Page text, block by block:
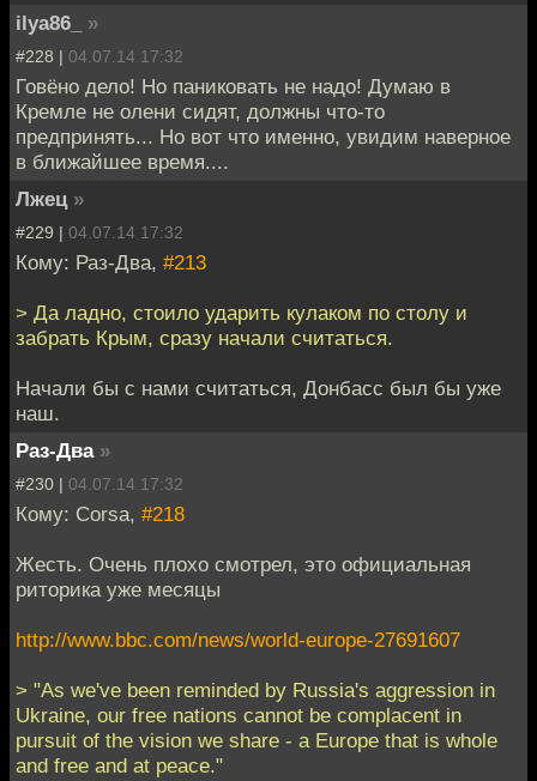
ilya86_
»
#228 | 04.07.14 17:32
Говёно дело! Но паниковать не надо! Думаю в
Кремле не олени сидят, должны что-то
предпринять... Но вот что именно, увидим наверное
в ближайшее время....
Лжец »
#229 | 04.07.14 17:32
Кому: Раз-Два, #213
> Да ладно, стоило ударить кулаком по столу и
забрать Крым, сразу начали считаться.
Начали бы с нами считаться, Донбасс был бы уже
наш.
Раз-Два »
#230 | 04.07.14 17:32
Кому: Corsa, #218
Жесть. Очень плохо смотрел, это официальная
риторика уже месяцы
http://www.bbc.com/news/world-europe-27691607
> "As we've been reminded by Russia's aggression in
Ukraine, our free nations cannot be complacent in
pursuit of the vision we share - a Europe that is whole
and free and at peace."